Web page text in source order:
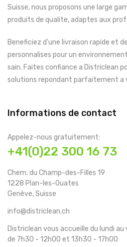
Suisse, nous proposons une large
produits de qualite, adaptes aux
Beneficiez d'une livraison rapide et
personnalises pour un
sain. Faites confiance a Districlean
solutions repondant parfaitement a
Informations de contact
Appelez-nous gratuitement:
+41(0)22 300 16 73
Chem. du Champ-des-Filles 19
1228 Plan-les-Ouates
Genève, Suisse
info@districlean.ch
Districlean vous accueille du lundi au
de 7h30 - 12h00 et 13h30 - 17h00